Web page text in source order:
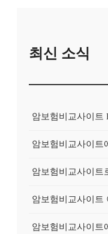
최신 소식